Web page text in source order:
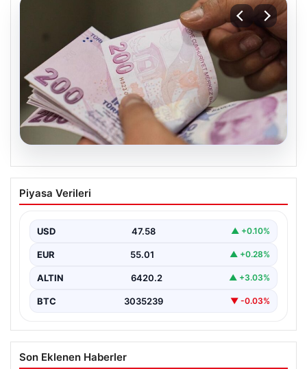
Bayram ikramiyeleri ne zaman yatacak?
2026 Kurban Bayramı emekli ikramiye
Piyasa Verileri
USD 47.58 ▲ +0.10%
EUR 55.01 ▲ +0.28%
ALTIN 6420.2 ▲ +3.03%
BTC 3035239 ▼ -0.03%
Son Eklenen Haberler